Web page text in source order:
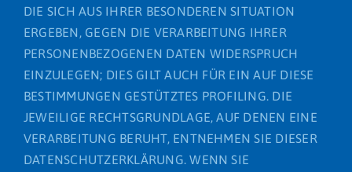
DIE SICH AUS IHRER BESONDEREN SITUATION
ERGEBEN, GEGEN DIE VERARBEITUNG IHRER
PERSONENBEZOGENEN DATEN WIDERSPRUCH
EINZULEGEN; DIES GILT AUCH FÜR EIN AUF DIESE
BESTIMMUNGEN GESTÜTZTES PROFILING. DIE
JEWEILIGE RECHTSGRUNDLAGE, AUF DENEN EINE
VERARBEITUNG BERUHT, ENTNEHMEN SIE DIESER
DATENSCHUTZERKLÄRUNG. WENN SIE